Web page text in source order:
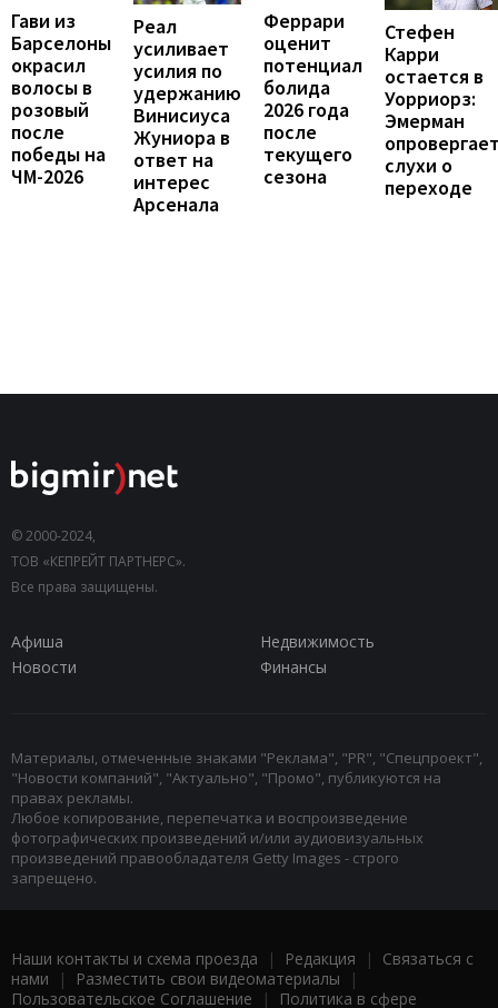
Гави из
Барселоны
окрасил
волосы в
розовый
после
победы на
ЧМ-2026
Реал
усиливает
усилия по
удержанию
Винисиуса
Жуниора в
ответ на
интерес
Арсенала
Феррари
оценит
потенциал
болида
2026 года
после
текущего
сезона
Стефен
Карри
остается в
Уорриорз:
Эмерман
слухи о
переходе
© 2000-2024,
ТОВ «КЕПРЕЙТ ПАРТНЕРС».
Все права защищены.
Афиша
Недвижимость
Новости
Финансы
Материалы, отмеченные знаками "Реклама", "PR", "Спецпроект",
"Новости компаний", "Актуально", "Промо", публикуются на
правах рекламы.
Любое копирование, перепечатка и воспроизведение
фотографических произведений и/или аудиовизуальных
произведений правообладателя Getty Images - строго
запрещено.
Наши контакты и схема проезда | Редакция | Связаться с
нами | Разместить свои видеоматериалы |
Пользовательское Соглашение | Политика в сфере